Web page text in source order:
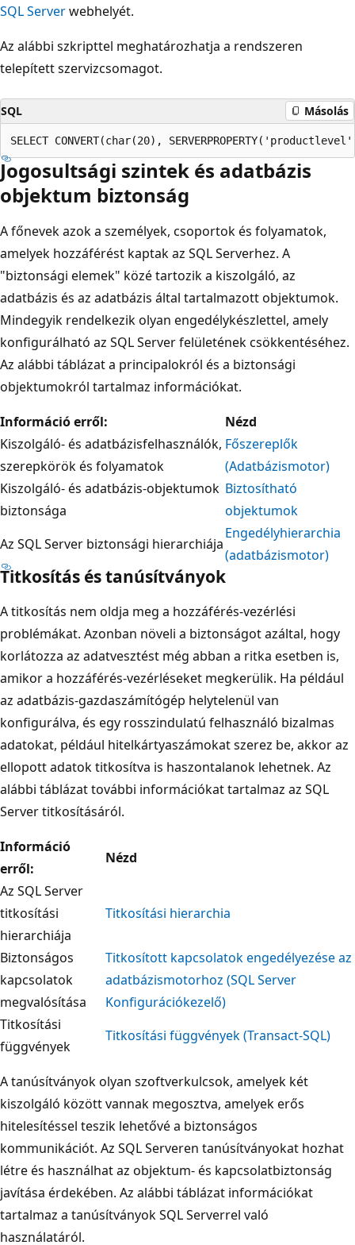
SQL Serverwebhelyét.
Az alábbi szkripttel meghatározhatja a rendszeren
telepített szervizcsomagot.
SQL Másolás
Jogosultsági szintek és adatbázis
objektum biztonság
A főnevek azok a személyek, csoportok és folyamatok,
amelyek hozzáférést kaptak az SQL Serverhez. A
"biztonsági elemek" közé tartozik a kiszolgáló, az
adatbázis és az adatbázis által tartalmazott objektumok.
Mindegyik rendelkezik olyan engedélykészlettel, amely
konfigurálható az SQL Server felületének csökkentéséhez.
Az alábbi táblázat a principalokról és a biztonsági
objektumokról tartalmaz információkat.
Információ erről:
Nézd
Kiszolgáló- és adatbázisfelhasználók,
szerepkörök és folyamatok
Főszereplők
(Adatbázismotor)
Kiszolgáló- és adatbázis-objektumok
biztonsága
Biztosítható
objektumok
Az SQL Server biztonsági hierarchiája
Engedélyhierarchia
(adatbázismotor)
Titkosítás és tanúsítványok
A titkosítás nem oldja meg a hozzáférés-vezérlési
problémákat. Azonban növeli a biztonságot azáltal, hogy
korlátozza az adatvesztést még abban a ritka esetben is,
amikor a hozzáférés-vezérléseket megkerülik. Ha például
az adatbázis-gazdaszámítógép helytelenül van
konfigurálva, és egy rosszindulatú felhasználó bizalmas
adatokat, például hitelkártyaszámokat szerez be, akkor az
ellopott adatok titkosítva is haszontalanok lehetnek. Az
alábbi táblázat további információkat tartalmaz az SQL
Server titkosításáról.
Információ
erről:
Nézd
Az SQL Server
titkosítási
hierarchiája
Titkosítási hierarchia
Biztonságos
kapcsolatok
megvalósítása
Titkosított kapcsolatok engedélyezése az
adatbázismotorhoz (SQL Server
Konfigurációkezelő)
Titkosítási
függvények
Titkosítási függvények (Transact-SQL)
A tanúsítványok olyan szoftverkulcsok, amelyek két
kiszolgáló között vannak megosztva, amelyek erős
hitelesítéssel teszik lehetővé a biztonságos
kommunikációt. Az SQL Serveren tanúsítványokat hozhat
létre és használhat az objektum- és kapcsolatbiztonság
javítása érdekében. Az alábbi táblázat információkat
tartalmaz a tanúsítványok SQL Serverrel való
használatáról.